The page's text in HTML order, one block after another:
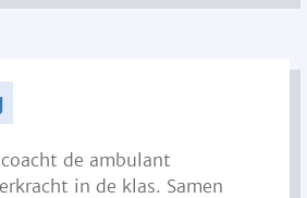
de ambulant
in de klas. Samen